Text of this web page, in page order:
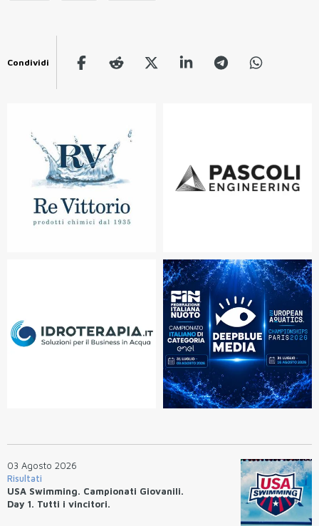
Condividi
03 Agosto 2026
Risultati
USA Swimming. Campionati Giovanili.
Day 1. Tutti i vincitori.